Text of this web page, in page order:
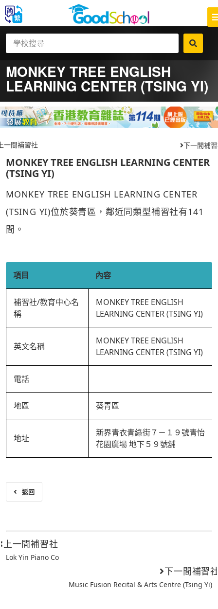
MONKEY TREE ENGLISH
LEARNING CENTER (TSING YI)
一間補習社 下一間補
MONKEY TREE ENGLISH LEARNING CENTER
(TSING YI)
MONKEY TREE ENGLISH LEARNING CENTER
(TSING YI)位於葵青區，鄰近同類型補習社有141
間。
項目 內容
補習社/教育中心名
稱
MONKEY TREE ENGLISH
LEARNING CENTER (TSING YI)
英文名稱
MONKEY TREE ENGLISH
LEARNING CENTER (TSING YI)
電話
地區 葵青區
地址
新界青衣青綠街７－１９號青怡
花園廣場 地下５９號舖
返回
上一間補習社
Lok Yin Piano Co
下一間補習
Music Fusion Recital & Arts Centre (Tsing Yi)